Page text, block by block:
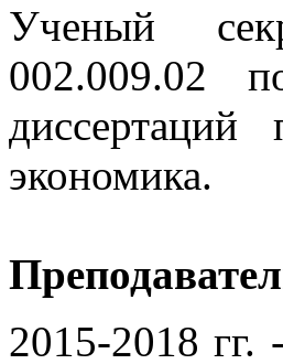
Ученый
002.009.02
экономика.
2015-2018 гг.